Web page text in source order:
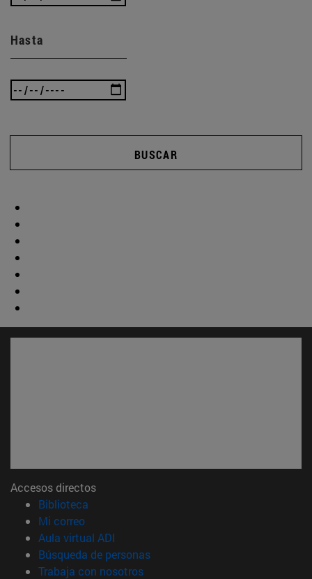
Hasta
BUSCAR
Accesos directos
Biblioteca
Mi correo(abre en nueva ventana)
Aula virtual ADI
Búsqueda de personas(abre en nueva ventana)
Trabaja con nosotros(abre en nueva ventana)